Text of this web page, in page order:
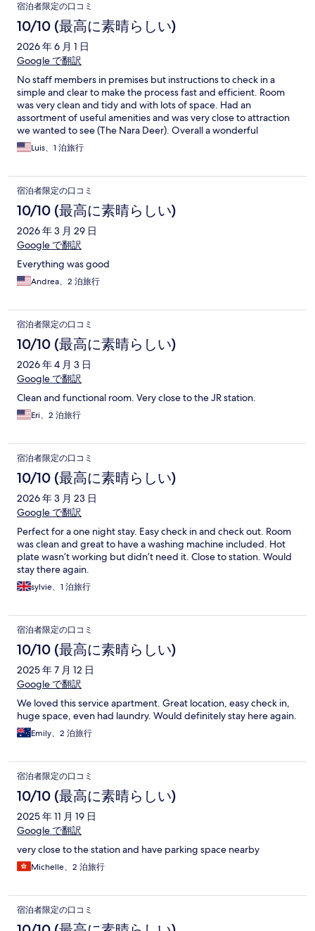
宿泊者限定の口コミ
10/10 (最高に素晴らしい)
2026 年 6 月 1 日
Google で翻訳
No staff members in premises but instructions to check in a
simple and clear to make the process fast and efficient. Room
was very clean and tidy and with lots of space. Had an
assortment of useful amenities and was very close to attraction
we wanted to see (The Nara Deer). Overall a wonderful
experience and would recommend to anyone looking to stay in
Nara and visit the deer.
Luis、1 泊旅行
宿泊者限定の口コミ
10/10 (最高に素晴らしい)
2026 年 3 月 29 日
Google で翻訳
Everything was good
Andrea、2 泊旅行
宿泊者限定の口コミ
10/10 (最高に素晴らしい)
2026 年 4 月 3 日
Google で翻訳
Clean and functional room. Very close to the JR station.
Eri、2 泊旅行
宿泊者限定の口コミ
10/10 (最高に素晴らしい)
2026 年 3 月 23 日
Google で翻訳
Perfect for a one night stay. Easy check in and check out. Room
was clean and great to have a washing machine included. Hot
plate wasn’t working but didn’t need it. Close to station. Would
stay there again.
sylvie、1 泊旅行
宿泊者限定の口コミ
10/10 (最高に素晴らしい)
2025 年 7 月 12 日
Google で翻訳
We loved this service apartment. Great location, easy check in,
huge space, even had laundry. Would definitely stay here again.
Emily、2 泊旅行
宿泊者限定の口コミ
10/10 (最高に素晴らしい)
2025 年 11 月 19 日
Google で翻訳
very close to the station and have parking space nearby
Michelle、2 泊旅行
宿泊者限定の口コミ